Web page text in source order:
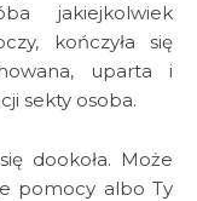
jakiejkolwiek
kończyła się
uparta i
sekty osoba.
dookoła. Może
pomocy albo Ty